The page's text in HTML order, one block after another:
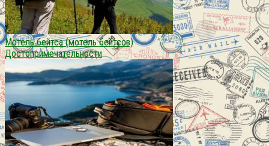
Мотель бейтса (мотель бейтсов)
Достопримечательности